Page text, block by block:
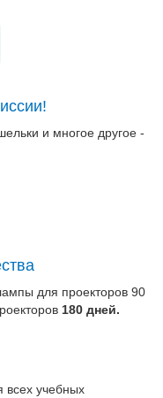
и многое другое -
для проекторов 90
180 дней.
всех учебных